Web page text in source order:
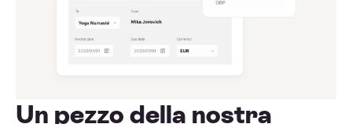
Un pezzo della nostra